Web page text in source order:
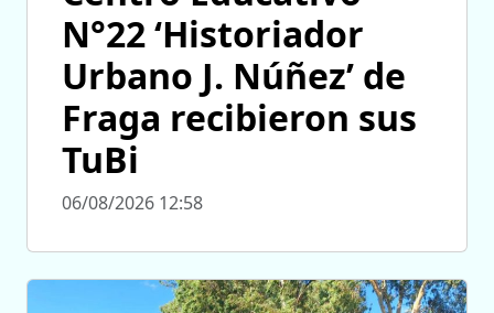
N°22 ‘Historiador
Urbano J. Núñez’ de
Fraga recibieron sus
TuBi
06/08/2026 12:58